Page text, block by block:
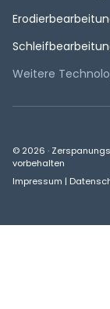
Weitere
© 2026 ·
vorbehalten
Impressum |